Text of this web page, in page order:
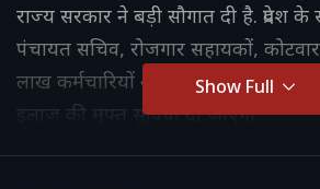
राज्य सरकार ने बड़ी सौगात दी है. प्रदेश के
पंचायत सचिव, रोजगार सहायकों,
लाख कर्मचारियों और उनके परिजनों
इलाज की मुफ्त सुविधा दी जाएगी.
Show Full